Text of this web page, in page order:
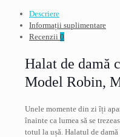
model
Robin,
elegant,
Descriere
Informații suplimentare
Recenzii 0
Halat de damă
Model Robin,
Unele momente din zi îți
înainte ca lumea să se
totul la ușă. Halatul de damă